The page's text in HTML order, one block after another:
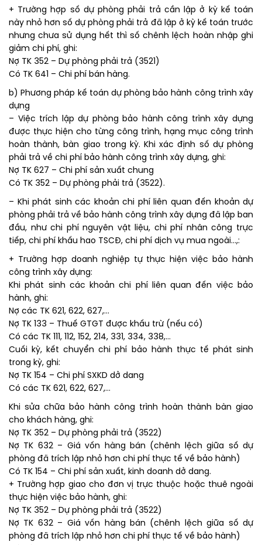
+ Trường hợp số dự phòng phải trả cần lập ở kỳ kế toán
này nhỏ hơn số dự phòng phải trả đã lập ở kỳ kế toán trước
nhưng chưa sử dụng hết thì số chênh lệch hoàn nhập ghi
giảm chi phí, ghi:
Nợ TK 352 – Dự phòng phải trả (3521)
Có TK 641 – Chi phí bán hàng.
b) Phương pháp kế toán dự phòng bảo hành công trình xây
dựng
– Việc trích lập dự phòng bảo hành công trình xây dựng
được thực hiện cho từng công trình, hạng mục công trình
hoàn thành, bàn giao trong kỳ. Khi xác định số dự phòng
phải trả về chi phí bảo hành công trình xây dựng, ghi:
Nợ TK 627 – Chi phí sản xuất chung
Có TK 352 – Dự phòng phải trả (3522).
– Khi phát sinh các khoản chi phí liên quan đến khoản dự
phòng phải trả về bảo hành công trình xây dựng đã lập ban
đầu, như chi phí nguyên vật liệu, chi phí nhân công trực
tiếp, chi phí khấu hao TSCĐ, chi phí dịch vụ mua ngoài…,:
+ Trường hợp doanh nghiệp tự thực hiện việc bảo hành
công trình xây dựng:
Khi phát sinh các khoản chi phí liên quan đến việc bảo
hành, ghi:
Nợ các TK 621, 622, 627,…
Nợ TK 133 – Thuế GTGT được khấu trừ (nếu có)
Có các TK 111, 112, 152, 214, 331, 334, 338,…
Cuối kỳ, kết chuyển chi phí bảo hành thực tế phát sinh
trong kỳ, ghi:
Nợ TK 154 – Chi phí SXKD dở dang
Có các TK 621, 622, 627,…
Khi sửa chữa bảo hành công trình hoàn thành bàn giao
cho khách hàng, ghi:
Nợ TK 352 – Dự phòng phải trả (3522)
Nợ TK 632 – Giá vốn hàng bán (chênh lệch giữa số dự
phòng đã trích lập nhỏ hơn chi phí thực tế về bảo hành)
Có TK 154 – Chi phí sản xuất, kinh doanh dở dang.
+ Trường hợp giao cho đơn vị trực thuộc hoặc thuê ngoài
thực hiện việc bảo hành, ghi:
Nợ TK 352 – Dự phòng phải trả (3522)
Nợ TK 632 – Giá vốn hàng bán (chênh lệch giữa số dự
phòng đã trích lập nhỏ hơn chi phí thực tế về bảo hành)